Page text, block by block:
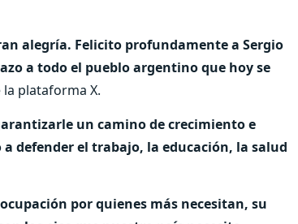
alegría. Felicito profundamente a Sergio
a todo el pueblo argentino que hoy se
plataforma X.
un camino de crecimiento e
defender el trabajo, la educación, la salud
por quienes más necesitan, su